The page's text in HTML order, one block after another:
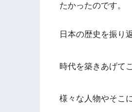
たかったのです。
日本の歴史を振り
時代を築きあげて
様々な人物やそこ